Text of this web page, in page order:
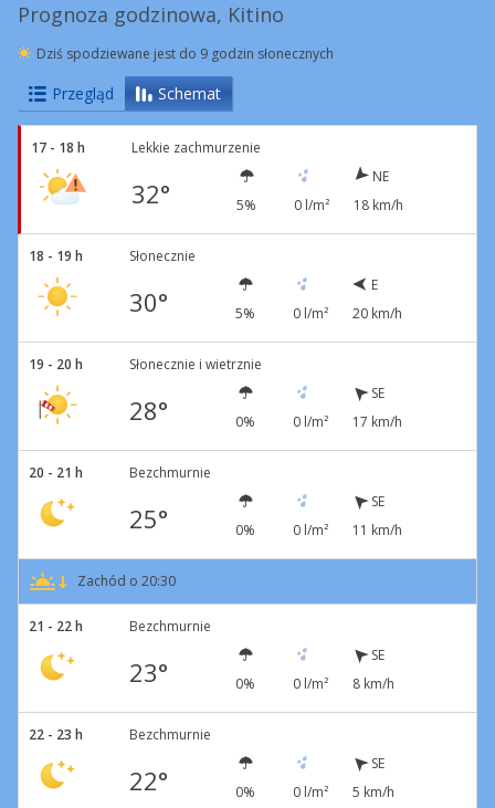
Prognoza godzinowa, Kitino
Dziś spodziewane jest do 9 godzin słonecznych
Przegląd Schemat
17 - 18 h Lekkie zachmurzenie
32° 5% 0 l/m²
NE
18 km/h
18 - 19 h Słonecznie
30° 5% 0 l/m²
E
20 km/h
19 - 20 h Słonecznie i wietrznie
28° 0% 0 l/m²
SE
17 km/h
20 - 21 h Bezchmurnie
25° 0% 0 l/m²
SE
11 km/h
Zachód o 20:30
21 - 22 h Bezchmurnie
23° 0% 0 l/m²
SE
8 km/h
22 - 23 h Bezchmurnie
22° 0% 0 l/m²
SE
5 km/h